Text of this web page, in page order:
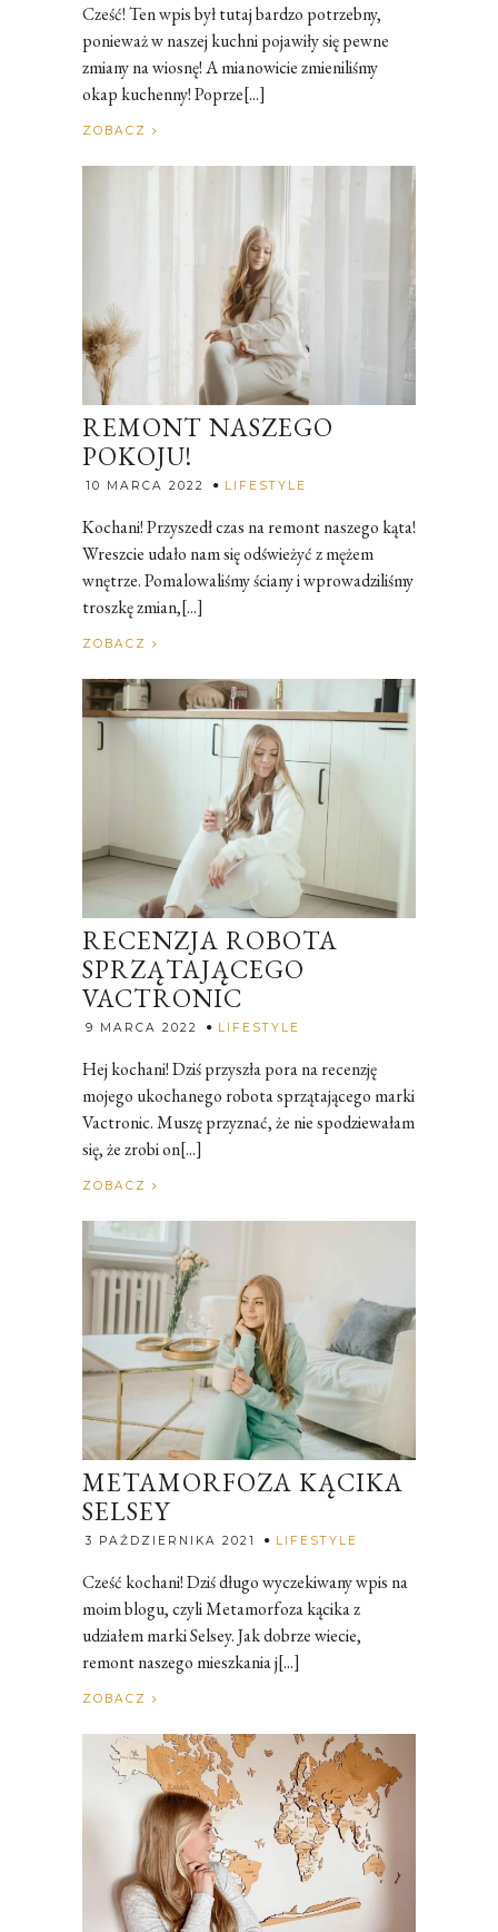
Cześć! Ten wpis był tutaj bardzo potrzebny,
ponieważ w naszej kuchni pojawiły się pewne
zmiany na wiosnę! A mianowicie zmieniliśmy
okap kuchenny! Poprze[...]
ZOBACZ
REMONT NASZEGO
POKOJU!
10 MARCA 2022 LIFESTYLE
Kochani! Przyszedł czas na remont naszego kąta!
Wreszcie udało nam się odświeżyć z mężem
wnętrze. Pomalowaliśmy ściany i wprowadziliśmy
troszkę zmian,[...]
ZOBACZ
RECENZJA ROBOTA
SPRZĄTAJĄCEGO
VACTRONIC
9 MARCA 2022 LIFESTYLE
Hej kochani! Dziś przyszła pora na recenzję
mojego ukochanego robota sprzątającego marki
Vactronic. Muszę przyznać, że nie spodziewałam
się, że zrobi on[...]
ZOBACZ
METAMORFOZA KĄCIKA
SELSEY
3 PAŹDZIERNIKA 2021 LIFESTYLE
Cześć kochani! Dziś długo wyczekiwany wpis na
moim blogu, czyli Metamorfoza kącika z
udziałem marki Selsey. Jak dobrze wiecie,
remont naszego mieszkania j[...]
ZOBACZ